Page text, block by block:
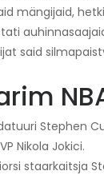
mängijaid,
said
Stephen
Nikola Jokici.
staarkaitsja